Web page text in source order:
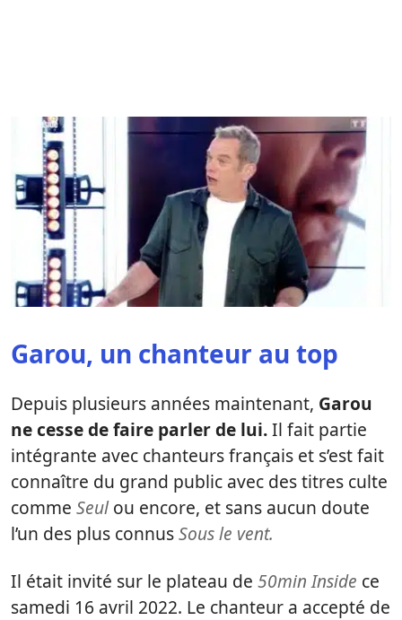
Garou, un chanteur au top
Depuis plusieurs années maintenant, Garou
ne cesse de faire parler de lui.Il fait partie
intégrante avec chanteurs français et s’est fait
connaître du grand public avec des titres culte
comme Seulou encore, et sans aucun doute
l’un des plus connusSous le vent.
Il était invité sur le plateau de 50min Inside ce
samedi 16 avril 2022. Le chanteur a accepté de